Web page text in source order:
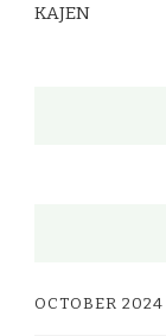
KAJEN
OCTOBER 2024